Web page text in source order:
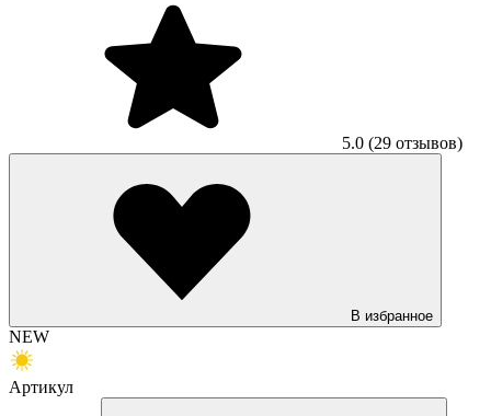
5.0 (29 отзывов)
В избранное
NEW
Артикул